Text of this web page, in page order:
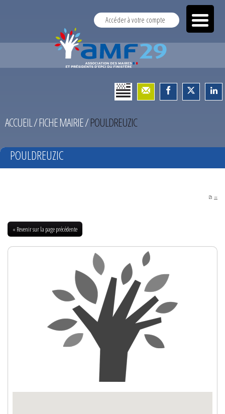
Accéder à votre compte
ACCUEIL/FICHE MAIRIE/POULDREUZIC
POULDREUZIC
PDF
« Revenir sur la page précédente